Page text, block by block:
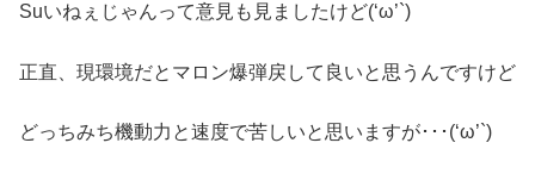
Suいねぇじゃんって意見も見ましたけど(‘ω’`)
正直、現環境だとマロン爆弾戻して良いと思うんですけど
どっちみち機動力と速度で苦しいと思いますが･･･(‘ω’`)